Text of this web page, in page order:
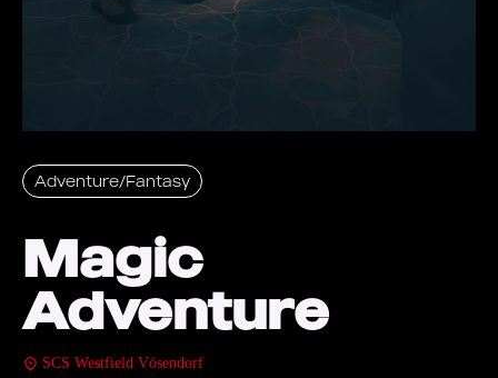
Adventure/Fantasy
Magic
Adventure
SCS Westfield Vösendorf